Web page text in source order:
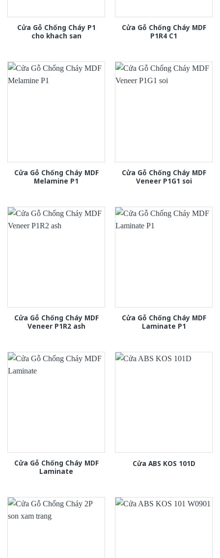
Cửa Gỗ Chống Cháy P1
cho khach san
Cửa Gỗ Chống Cháy MDF
P1R4 C1
Cửa Gỗ Chống Cháy MDF
Melamine P1
Cửa Gỗ Chống Cháy MDF
Veneer P1G1 soi
Cửa Gỗ Chống Cháy MDF
Veneer P1R2 ash
Cửa Gỗ Chống Cháy MDF
Laminate P1
Cửa Gỗ Chống Cháy MDF
Laminate
Cửa ABS KOS 101D